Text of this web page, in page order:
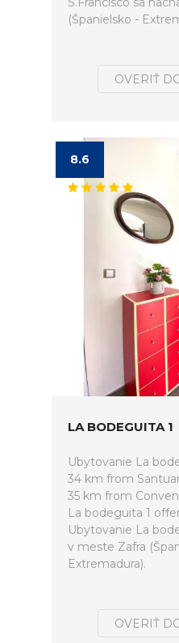
(Španielsko -
OVERIŤ
8.6
LA BODEGUITA 1
Ubytovanie La
34 km from
35 km from
La bodeguita 1
Ubytovanie La
v meste Zafra
Extremadura).
OVERIŤ